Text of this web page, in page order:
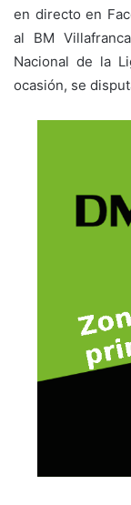
en directo en
al BM
Nacional de la
ocasión, se